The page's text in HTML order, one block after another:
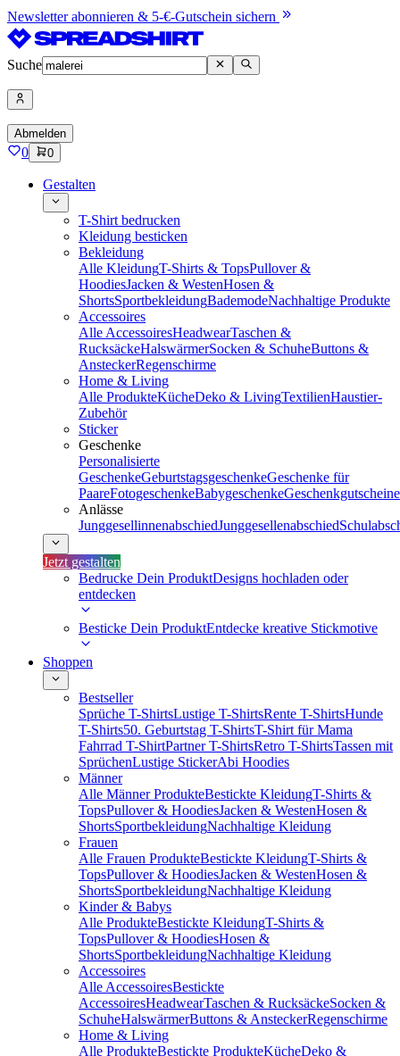
Newsletter abonnieren & 5-€-Gutschein sichern
Suche
Abmelden
0 0
Gestalten
T-Shirt bedrucken
Kleidung besticken
Bekleidung
Alle KleidungT-Shirts & TopsPullover &
HoodiesJacken & WestenHosen &
ShortsSportbekleidungBademodeNachhaltige Produkte
Accessoires
Alle AccessoiresHeadwearTaschen &
RucksäckeHalswärmerSocken & SchuheButtons &
AnsteckerRegenschirme
Home & Living
Alle ProdukteKücheDeko & LivingTextilienHaustier-
Zubehör
Sticker
Geschenke
Personalisierte
GeschenkeGeburtstagsgeschenkeGeschenke für
PaareFotogeschenkeBabygeschenkeGeschenkgutscheine
Anlässe
JunggesellinnenabschiedJunggesellenabschied
Jetzt gestalten
Bedrucke Dein ProduktDesigns hochladen oder
entdecken
Besticke Dein ProduktEntdecke kreative Stickmotive
Shoppen
Bestseller
Sprüche T-ShirtsLustige T-ShirtsRente T-ShirtsHunde
T-Shirts50. Geburtstag T-ShirtsT-Shirt für Mama
Fahrrad T-ShirtPartner T-ShirtsRetro T-ShirtsTassen mit
SprüchenLustige StickerAbi Hoodies
Männer
Alle Männer ProdukteBestickte KleidungT-Shirts &
TopsPullover & HoodiesJacken & WestenHosen &
ShortsSportbekleidungNachhaltige Kleidung
Frauen
Alle Frauen ProdukteBestickte KleidungT-Shirts &
TopsPullover & HoodiesJacken & WestenHosen &
ShortsSportbekleidungNachhaltige Kleidung
Kinder & Babys
Alle ProdukteBestickte KleidungT-Shirts &
TopsPullover & HoodiesHosen &
ShortsSportbekleidungNachhaltige Kleidung
Accessoires
Alle AccessoiresBestickte
AccessoiresHeadwearTaschen & RucksäckeSocken &
SchuheHalswärmerButtons & AnsteckerRegenschirme
Home & Living
Alle ProdukteBestickte ProdukteKücheDeko &